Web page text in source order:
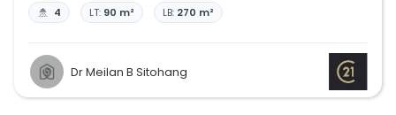
4 LT: 90 m² LB: 270 m²
Dr Meilan B Sitohang